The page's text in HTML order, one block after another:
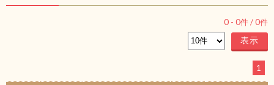
0 - 0件 /0件
1